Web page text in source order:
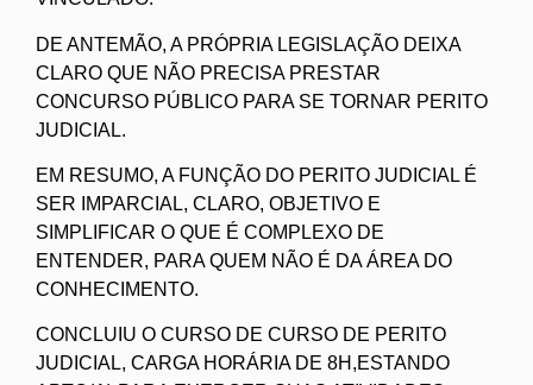
DE ANTEMÃO, A PRÓPRIA LEGISLAÇÃO DEIXA
CLARO QUE NÃO PRECISA PRESTAR
CONCURSO PÚBLICO PARA SE TORNAR PERITO
JUDICIAL.
EM RESUMO, A FUNÇÃO DO PERITO JUDICIAL É
SER IMPARCIAL, CLARO, OBJETIVO E
SIMPLIFICAR O QUE É COMPLEXO DE
ENTENDER, PARA QUEM NÃO É DA ÁREA DO
CONHECIMENTO.
CONCLUIU O CURSO DE CURSO DE PERITO
JUDICIAL, CARGA HORÁRIA DE 8H,ESTANDO